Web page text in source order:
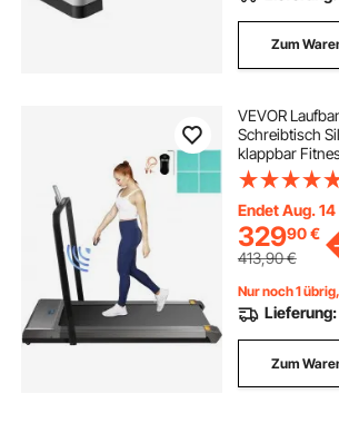
Zum
VEVOR
Schreibtisch
klappbar
kg
Handlauf im
Heimtrainer
Endet Aug. 14
32990€
413,90€
-
Nur noch 1
Lieferung:
Zum